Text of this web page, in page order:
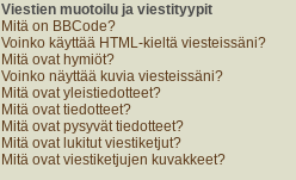
Viestien muotoilu ja viestityypit
Mitä on BBCode?
Voinko käyttää HTML-kieltä viesteissäni?
Mitä ovat hymiöt?
Voinko näyttää kuvia viesteissäni?
Mitä ovat yleistiedotteet?
Mitä ovat tiedotteet?
Mitä ovat pysyvät tiedotteet?
Mitä ovat lukitut viestiketjut?
Mitä ovat viestiketjujen kuvakkeet?